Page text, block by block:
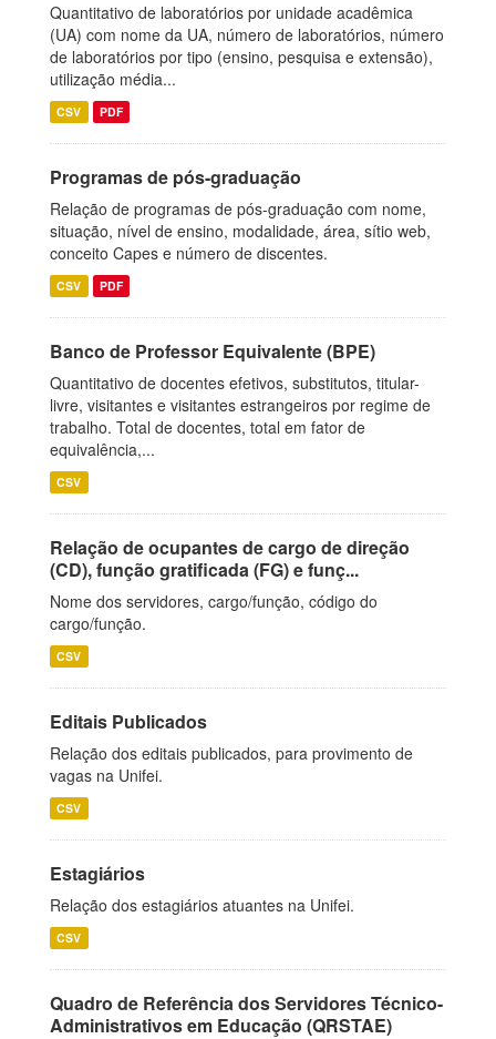
Quantitativo de laboratórios por unidade acadêmica
(UA) com nome da UA, número de laboratórios, número
de laboratórios por tipo (ensino, pesquisa e extensão),
utilização média...
CSV PDF
Programas de pós-graduação
Relação de programas de pós-graduação com nome,
situação, nível de ensino, modalidade, área, sítio web,
conceito Capes e número de discentes.
CSV PDF
Banco de Professor Equivalente (BPE)
Quantitativo de docentes efetivos, substitutos, titular-
livre, visitantes e visitantes estrangeiros por regime de
trabalho. Total de docentes, total em fator de
equivalência,...
CSV
Relação de ocupantes de cargo de direção
(CD), função gratificada (FG) e funç...
Nome dos servidores, cargo/função, código do
cargo/função.
CSV
Editais Publicados
Relação dos editais publicados, para provimento de
vagas na Unifei.
CSV
Estagiários
Relação dos estagiários atuantes na Unifei.
CSV
Quadro de Referência dos Servidores Técnico-
Administrativos em Educação (QRSTAE)